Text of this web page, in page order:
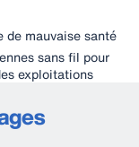
de mauvaise santé
sans fil pour
exploitations